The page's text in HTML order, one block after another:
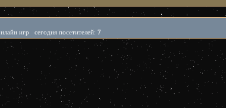
игр сегодня посетителей: 7